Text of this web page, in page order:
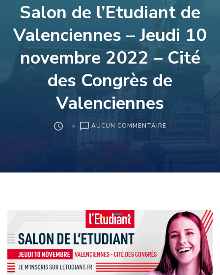
Salon de l’Etudiant de
Valenciennes – Jeudi 10
novembre 2022 – Cité
des Congrès de
Valenciennes
AUCUN COMMENTAIRESUR
NOVEMBRE
2022
–
CITÉ
DES
CONGRÈS